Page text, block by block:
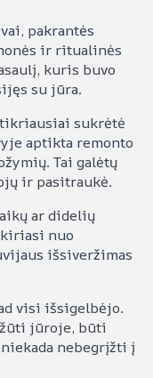
pakrantės
ir ritualinės
kuris buvo
su jūra.
sukrėtė
aptikta remonto
Tai galėtų
ir pasitraukė.
ar didelių
nuo
išsiveržimas
visi išsigelbėjo.
jūroje, būti
nebegrįžti į